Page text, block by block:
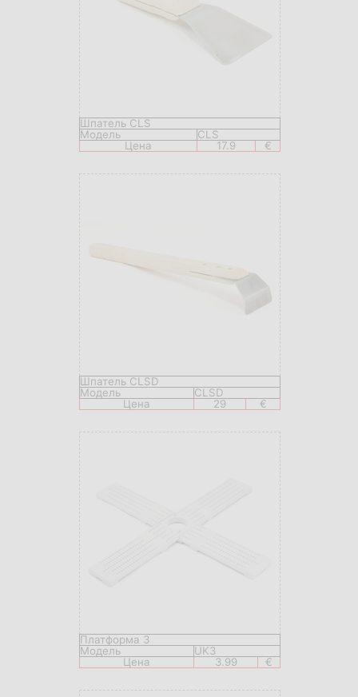
Шпатель CLS
Модель
CLS
Цена
17.9 €
Шпатель CLSD
Модель
CLSD
Цена
29 €
Платформа 3
Модель
UK3
Цена
3.99 €